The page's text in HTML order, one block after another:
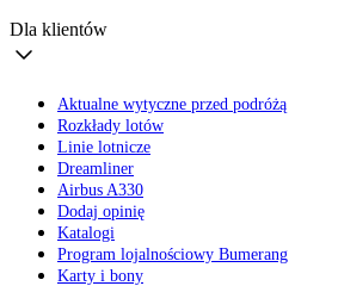
Dla klientów
Aktualne wytyczne przed podróżą
Rozkłady lotów
Linie lotnicze
Dreamliner
Airbus A330
Dodaj opinię
Katalogi
Program lojalnościowy Bumerang
Karty i bony